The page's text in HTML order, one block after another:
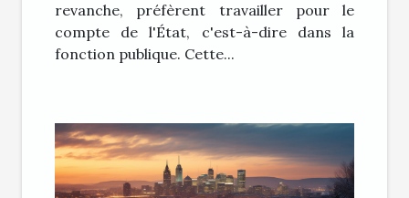
revanche, préfèrent travailler pour le
compte de l'État, c'est-à-dire dans la
fonction publique. Cette...